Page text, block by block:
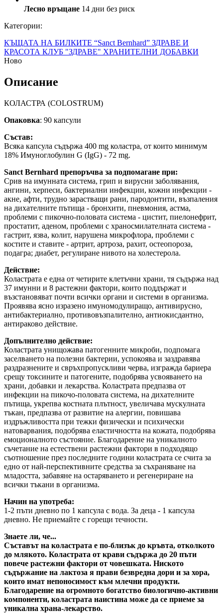
Лесно връщане 14 дни без риск
Категории:
КЪЩАТА НА БИЛКИТЕ “Sanct Bernhard” ЗДРАВЕ И
КРАСОТА КЛУБ "ЗДРАВЕ" ХРАНИТЕЛНИ ДОБАВКИ
Ново
Описание
КОЛАСТРА (COLOSTRUM)
Опаковка: 90 капсули
Състав:
Всяка капсула съдържа 400 mg коластра, от които минимум
18% Имуноглобулин G (IgG) - 72 mg.
Sanct Bernhard препоръчва за подпомагане при:
Срив на имунната система, грип и вирусни заболявания,
ангини, херпеси, бактериални инфекции, кожни инфекции -
акне, афти, трудно зарастващи рани, пародонтити, възпаления
на дихателните пътища - бронхити, пневмония, астма,
проблеми с пикочно-половата система - цистит, пиелонефрит,
простатит, аденом, проблеми с храносмилателната система -
гастрит, язва, колит, нарушена микрофлора, проблеми с
костите и ставите - артрит, артроза, рахит, остеопороза,
подагра; диабет, регулиране нивото на холестерола.
Действие:
Коластрата е една от четирите клетъчни храни, тя съдържа над
37 имунни и 8 растежни фактори, които поддържат и
възстановяват почти всички органи и системи в организма.
Проявява ясно изразено имуномодулиращо, антивирусно,
антибактериално, противовъзпалително, антиокисдантно,
антираково действие.
Допълнително действие:
Коластрата унищожава патогенните микроби, подпомага
заселването на полезни бактерии, успокоява и заздравява
раздразнените и свръхпропускливи черва, изгражда бариера
срещу токсините и патогените, подобрява усвояването на
храни, добавки и лекарства. Коластрата предпазва от
инфекции на пикочо-половата система, на дихателните
пътища, укрепва костната плътност, увеличава мускулната
тъкан, предпазва от развитие на алергии, повишава
издръжливостта при тежки физически и психически
натоварвания, подобрява еластичността на кожата, подобрява
емоционалното състояние. Благодарение на уникалното
съчетание на естествени растежни фактори в подходящо
съотношение през последните години коластрата се счита за
едно от най-перспективните средства за съхраняване на
младостта, забавяне на остаряването и регенериране на
всички тъкани в организма.
Начин на употреба:
1-2 пъти дневно по 1 капсула с вода. За деца - 1 капсула
дневно. Не приемайте с горещи течности.
Знаете ли, че...
Съставът на коластрата е по-близък до кръвта, отколкото
до млякото. Коластрата от крави съдържа до 20 пъти
повече растежни фактори от човешката. Ниското
съдържание на лактоза я прави безвредна дори и за хора,
които имат непоносимост към млечни продукти.
Благодарение на огромното богатство биологично-активни
компоненти, коластрата наистина може да се приеме за
уникална храна-лекарство.